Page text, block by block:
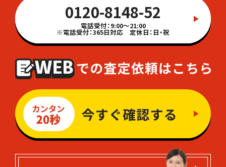
0120-8148-52
電話受付：9:00～21:00
※電話受付：365日対応 定休日：日・祝